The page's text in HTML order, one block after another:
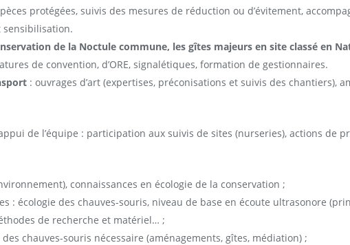
protégées, suivis des mesures de réduction ou d’évitement,
sensibilisation.
de la Noctule commune, les gîtes majeurs en site classé en
de convention, d’ORE, signalétiques, formation de gestionnaires.
: ouvrages d’art (expertises, préconisations et suivis des chantiers),
de l’équipe : participation aux suivis de sites (nurseries), actions de
connaissances en écologie de la conservation ;
: écologie des chauves-souris, niveau de base en écoute ultrasonore
de recherche et matériel… ;
chauves-souris nécessaire (aménagements, gîtes, médiation) ;